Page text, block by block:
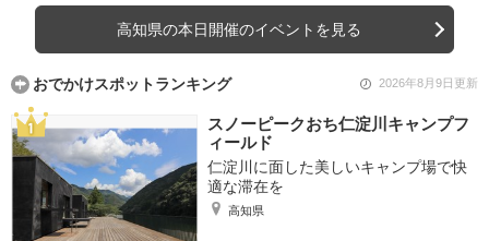
高知県の本日開催のイベントを見る
おでかけスポットランキング 2026年8月9日更新
スノーピークおち仁淀川キャンプフ
ィールド
仁淀川に面した美しいキャンプ場で快
適な滞在を
高知県